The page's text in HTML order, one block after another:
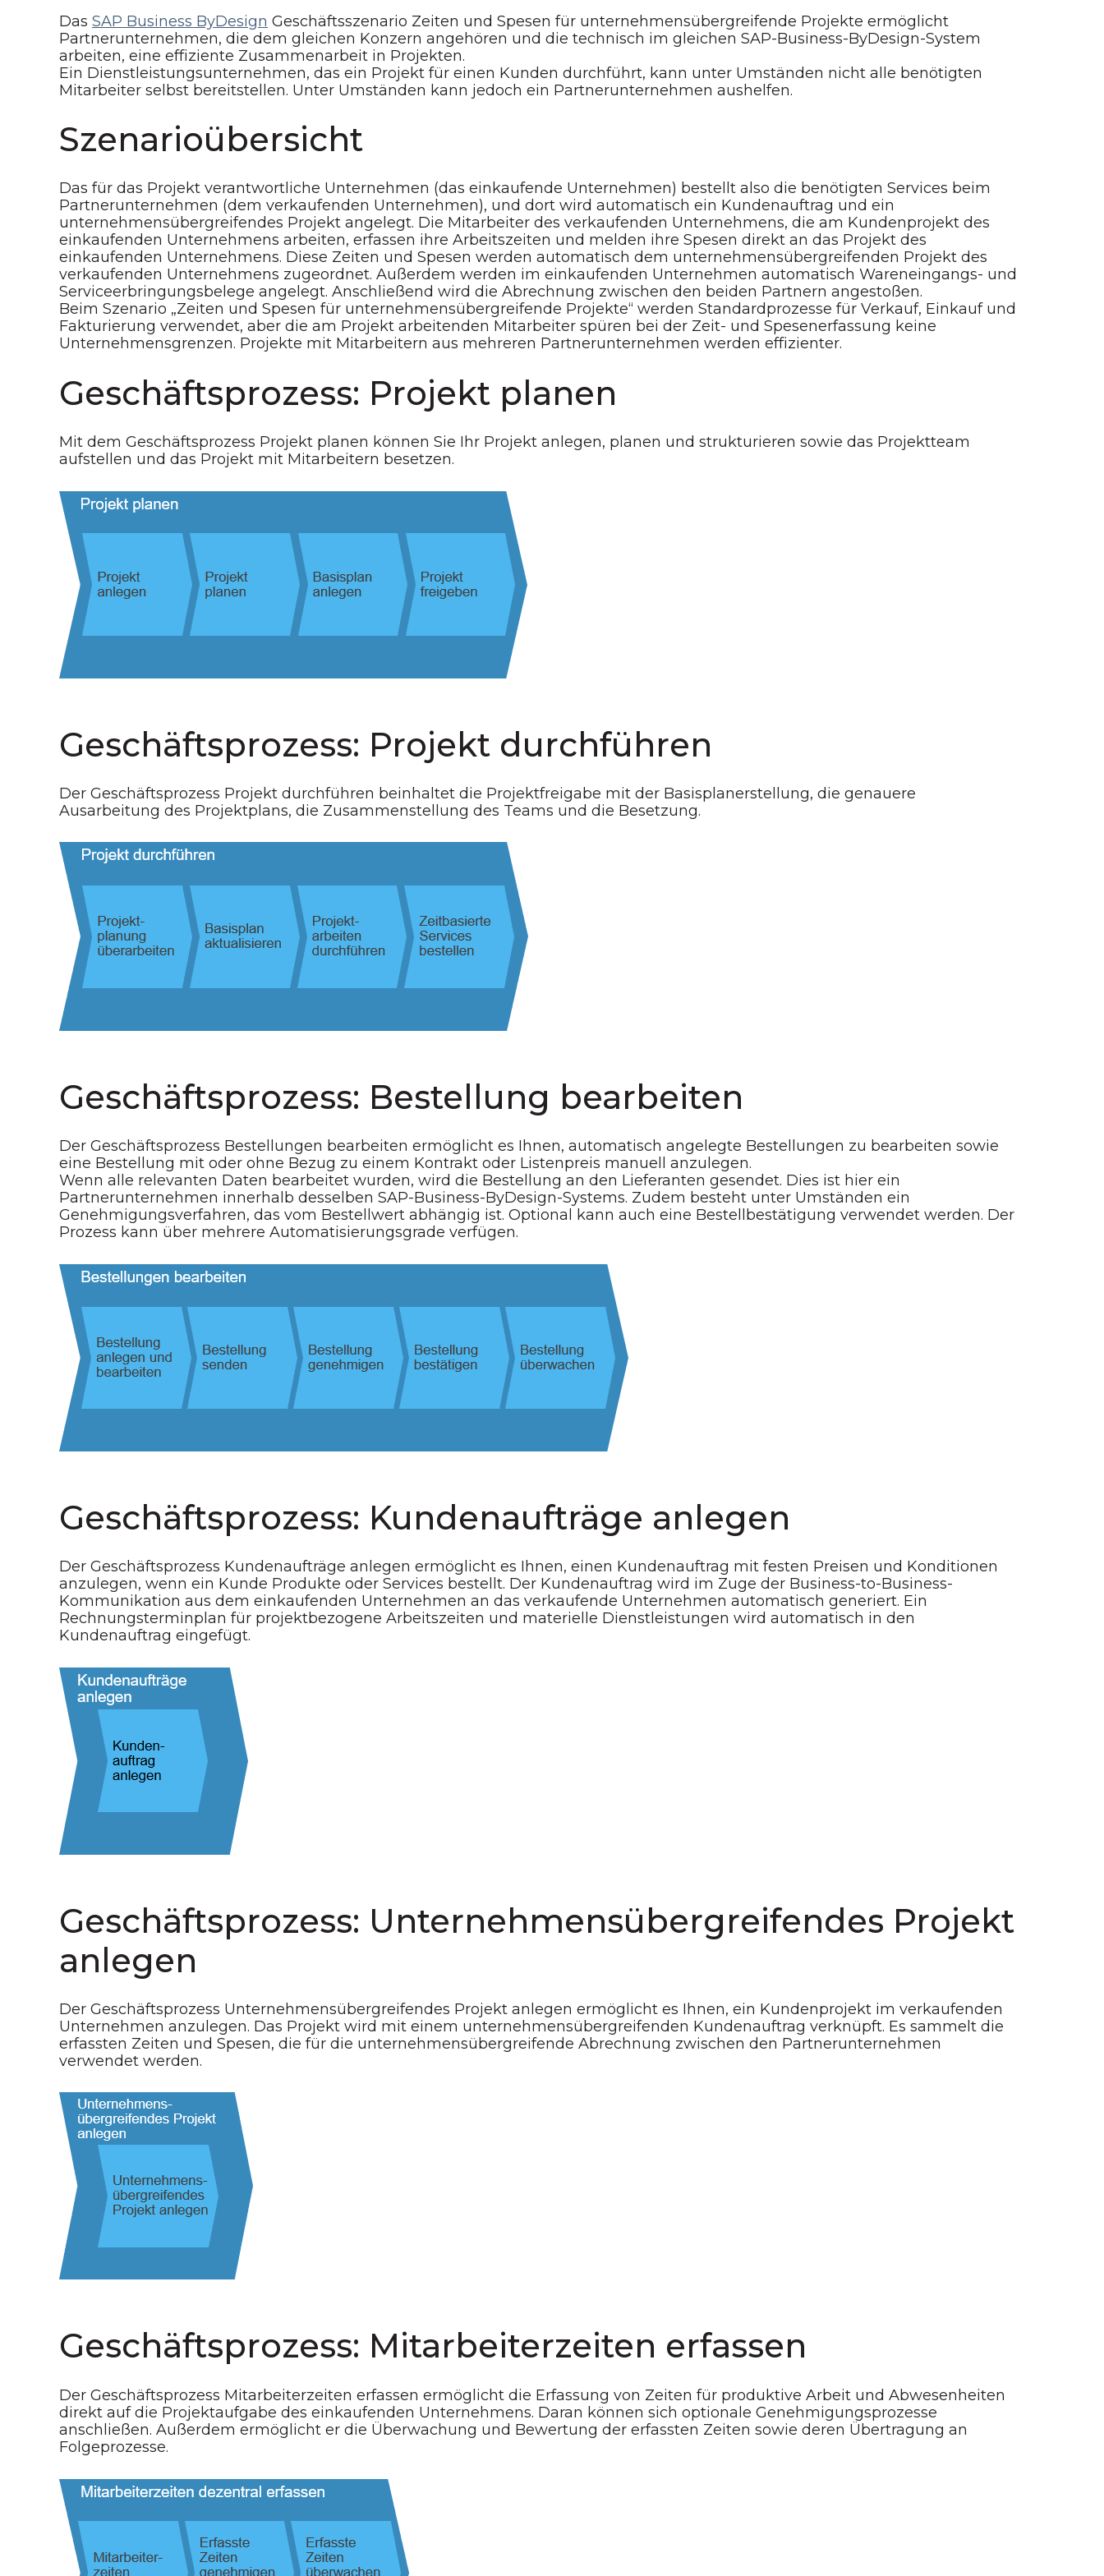
Das SAP Business ByDesign Geschäftsszenario Zeiten und Spesen für unternehmensübergreifende Projekte ermöglicht
Partnerunternehmen, die dem gleichen Konzern angehören und die technisch im gleichen SAP-Business-ByDesign-System
arbeiten, eine effiziente Zusammenarbeit in Projekten.
Ein Dienstleistungsunternehmen, das ein Projekt für einen Kunden durchführt, kann unter Umständen nicht alle benötigten
Mitarbeiter selbst bereitstellen. Unter Umständen kann jedoch ein Partnerunternehmen aushelfen.
Szenarioübersicht
Das für das Projekt verantwortliche Unternehmen (das einkaufende Unternehmen) bestellt also die benötigten Services beim
Partnerunternehmen (dem verkaufenden Unternehmen), und dort wird automatisch ein Kundenauftrag und ein
unternehmensübergreifendes Projekt angelegt. Die Mitarbeiter des verkaufenden Unternehmens, die am Kundenprojekt des
einkaufenden Unternehmens arbeiten, erfassen ihre Arbeitszeiten und melden ihre Spesen direkt an das Projekt des
einkaufenden Unternehmens. Diese Zeiten und Spesen werden automatisch dem unternehmensübergreifenden Projekt des
verkaufenden Unternehmens zugeordnet. Außerdem werden im einkaufenden Unternehmen automatisch Wareneingangs- und
Serviceerbringungsbelege angelegt. Anschließend wird die Abrechnung zwischen den beiden Partnern angestoßen.
Beim Szenario „Zeiten und Spesen für unternehmensübergreifende Projekte“ werden Standardprozesse für Verkauf, Einkauf und
Fakturierung verwendet, aber die am Projekt arbeitenden Mitarbeiter spüren bei der Zeit- und Spesenerfassung keine
Unternehmensgrenzen. Projekte mit Mitarbeitern aus mehreren Partnerunternehmen werden effizienter.
Geschäftsprozess: Projekt planen
Mit dem Geschäftsprozess Projekt planen können Sie Ihr Projekt anlegen, planen und strukturieren sowie das Projektteam
aufstellen und das Projekt mit Mitarbeitern besetzen.
Geschäftsprozess: Projekt durchführen
Der Geschäftsprozess Projekt durchführen beinhaltet die Projektfreigabe mit der Basisplanerstellung, die genauere
Ausarbeitung des Projektplans, die Zusammenstellung des Teams und die Besetzung.
Geschäftsprozess: Bestellung bearbeiten
Der Geschäftsprozess Bestellungen bearbeiten ermöglicht es Ihnen, automatisch angelegte Bestellungen zu bearbeiten sowie
eine Bestellung mit oder ohne Bezug zu einem Kontrakt oder Listenpreis manuell anzulegen.
Wenn alle relevanten Daten bearbeitet wurden, wird die Bestellung an den Lieferanten gesendet. Dies ist hier ein
Partnerunternehmen innerhalb desselben SAP-Business-ByDesign-Systems. Zudem besteht unter Umständen ein
Genehmigungsverfahren, das vom Bestellwert abhängig ist. Optional kann auch eine Bestellbestätigung verwendet werden. Der
Prozess kann über mehrere Automatisierungsgrade verfügen.
Geschäftsprozess: Kundenaufträge anlegen
Der Geschäftsprozess Kundenaufträge anlegen ermöglicht es Ihnen, einen Kundenauftrag mit festen Preisen und Konditionen
anzulegen, wenn ein Kunde Produkte oder Services bestellt. Der Kundenauftrag wird im Zuge der Business-to-Business-
Kommunikation aus dem einkaufenden Unternehmen an das verkaufende Unternehmen automatisch generiert. Ein
Rechnungsterminplan für projektbezogene Arbeitszeiten und materielle Dienstleistungen wird automatisch in den
Kundenauftrag eingefügt.
Geschäftsprozess: Unternehmensübergreifendes Projekt
anlegen
Der Geschäftsprozess Unternehmensübergreifendes Projekt anlegen ermöglicht es Ihnen, ein Kundenprojekt im verkaufenden
Unternehmen anzulegen. Das Projekt wird mit einem unternehmensübergreifenden Kundenauftrag verknüpft. Es sammelt die
erfassten Zeiten und Spesen, die für die unternehmensübergreifende Abrechnung zwischen den Partnerunternehmen
verwendet werden.
Geschäftsprozess: Mitarbeiterzeiten erfassen
Der Geschäftsprozess Mitarbeiterzeiten erfassen ermöglicht die Erfassung von Zeiten für produktive Arbeit und Abwesenheiten
direkt auf die Projektaufgabe des einkaufenden Unternehmens. Daran können sich optionale Genehmigungsprozesse
anschließen. Außerdem ermöglicht er die Überwachung und Bewertung der erfassten Zeiten sowie deren Übertragung an
Folgeprozesse.